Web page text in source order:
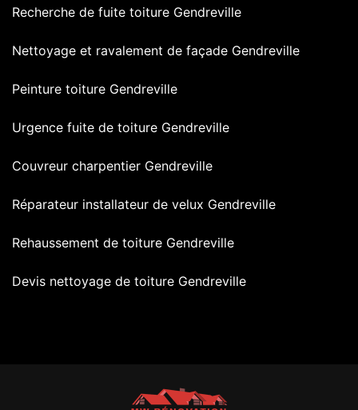
Recherche de fuite toiture Gendreville
Nettoyage et ravalement de façade Gendreville
Peinture toiture Gendreville
Urgence fuite de toiture Gendreville
Couvreur charpentier Gendreville
Réparateur installateur de velux Gendreville
Rehaussement de toiture Gendreville
Devis nettoyage de toiture Gendreville